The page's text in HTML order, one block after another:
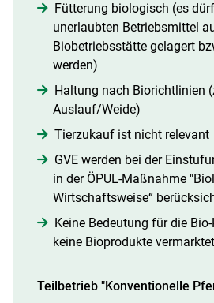
Fütterung biologisch (es
unerlaubten Betriebsmittel
Biobetriebsstätte gelagert
werden)
Haltung nach Biorichtlinien
Auslauf/Weide)
Tierzukauf ist nicht relevant
GVE werden bei der
in der ÖPUL-Maßnahme
Wirtschaftsweise“
Keine Bedeutung für die
keine Bioprodukte
Teilbetrieb "Konventionelle